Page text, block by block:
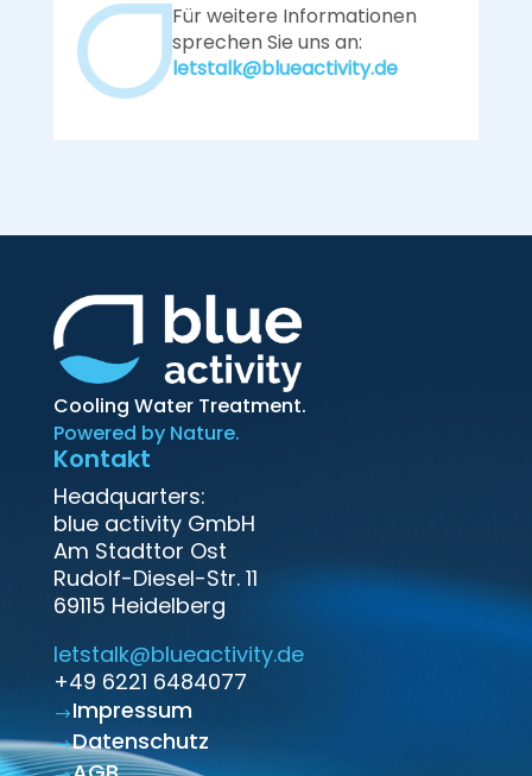
Für weitere Informationen
sprechen Sie uns an:
letstalk@blueactivity.de
Cooling Water Treatment.
Powered by Nature.
Kontakt
Headquarters:
blue activity GmbH
Am Stadttor Ost
‍Rudolf-Diesel-Str. 11
69115 Heidelberg
letstalk@blueactivity.de
+49 6221 6484077
$Impressum
$Datenschutz